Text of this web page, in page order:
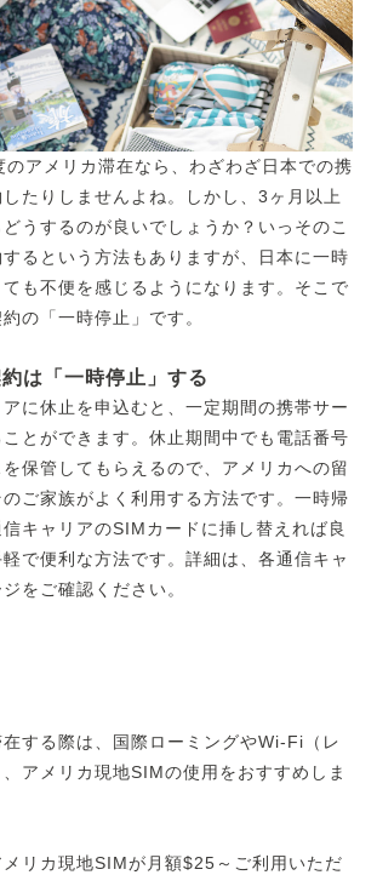
のアメリカ滞在なら、わざわざ日本での携
たりしませんよね。しかし、3ヶ月以上
うするのが良いでしょうか？いっそのこ
るという方法もありますが、日本に一時
も不便を感じるようになります。そこで
の「一時停止」です。
約は「一時停止」する
に休止を申込むと、一定期間の携帯サー
とができます。休止期間中でも電話番号
保管してもらえるので、アメリカへの留
ご家族がよく利用する方法です。一時帰
キャリアのSIMカードに挿し替えれば良
で便利な方法です。詳細は、各通信キャ
をご確認ください。
する際は、国際ローミングやWi-Fi（レ
アメリカ現地SIMの使用をおすすめしま
メリカ現地SIMが月額$25～ご利用いただ